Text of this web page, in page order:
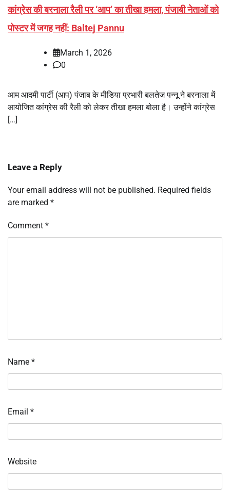
कांग्रेस की बरनाला रैली पर ‘आप’ का तीखा हमला, पंजाबी नेताओं को
पोस्टर में जगह नहीं: Baltej Pannu
March 1, 2026
0
आम आदमी पार्टी (आप) पंजाब के मीडिया प्रभारी बलतेज पन्नू ने बरनाला में
आयोजित कांग्रेस की रैली को लेकर तीखा हमला बोला है। उन्होंने कांग्रेस
[…]
Leave a Reply
Your email address will not be published. Required fields
are marked *
Comment *
Name *
Email *
Website